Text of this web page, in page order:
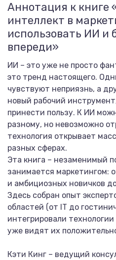
Аннотация к книге
интеллект в
использовать ИИ и
впереди»
ИИ – это уже не просто
это тренд настоящего.
чувствуют неприязнь, а
новый рабочий
принести пользу. К ИИ
разному, но невозможно
технология открывает
разных сферах.
Эта книга – незаменимый
занимается маркетингом:
и амбициозных новичков
Здесь собран опыт
областей (от IT до
интегрировали
уже видят их
Кэти Кинг – ведущий